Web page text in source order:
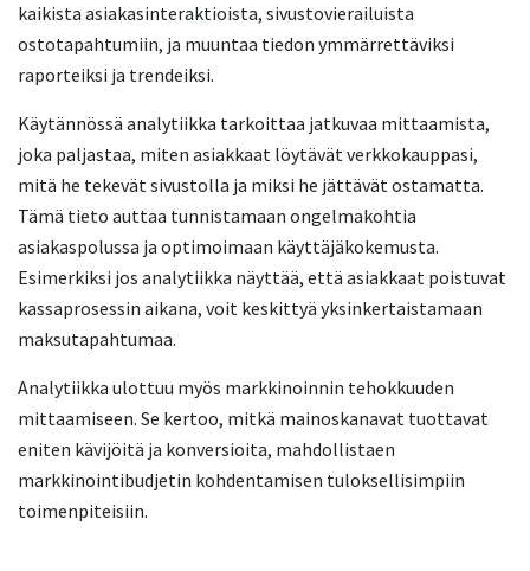
kaikista asiakasinteraktioista, sivustovierailuista
ostotapahtumiin, ja muuntaa tiedon ymmärrettäviksi
raporteiksi ja trendeiksi.
Käytännössä analytiikka tarkoittaa jatkuvaa mittaamista,
joka paljastaa, miten asiakkaat löytävät verkkokauppasi,
mitä he tekevät sivustolla ja miksi he jättävät ostamatta.
Tämä tieto auttaa tunnistamaan ongelmakohtia
asiakaspolussa ja optimoimaan käyttäjäkokemusta.
Esimerkiksi jos analytiikka näyttää, että asiakkaat poistuvat
kassaprosessin aikana, voit keskittyä yksinkertaistamaan
maksutapahtumaa.
Analytiikka ulottuu myös markkinoinnin tehokkuuden
mittaamiseen. Se kertoo, mitkä mainoskanavat tuottavat
eniten kävijöitä ja konversioita, mahdollistaen
markkinointibudjetin kohdentamisen tuloksellisimpiin
toimenpiteisiin.